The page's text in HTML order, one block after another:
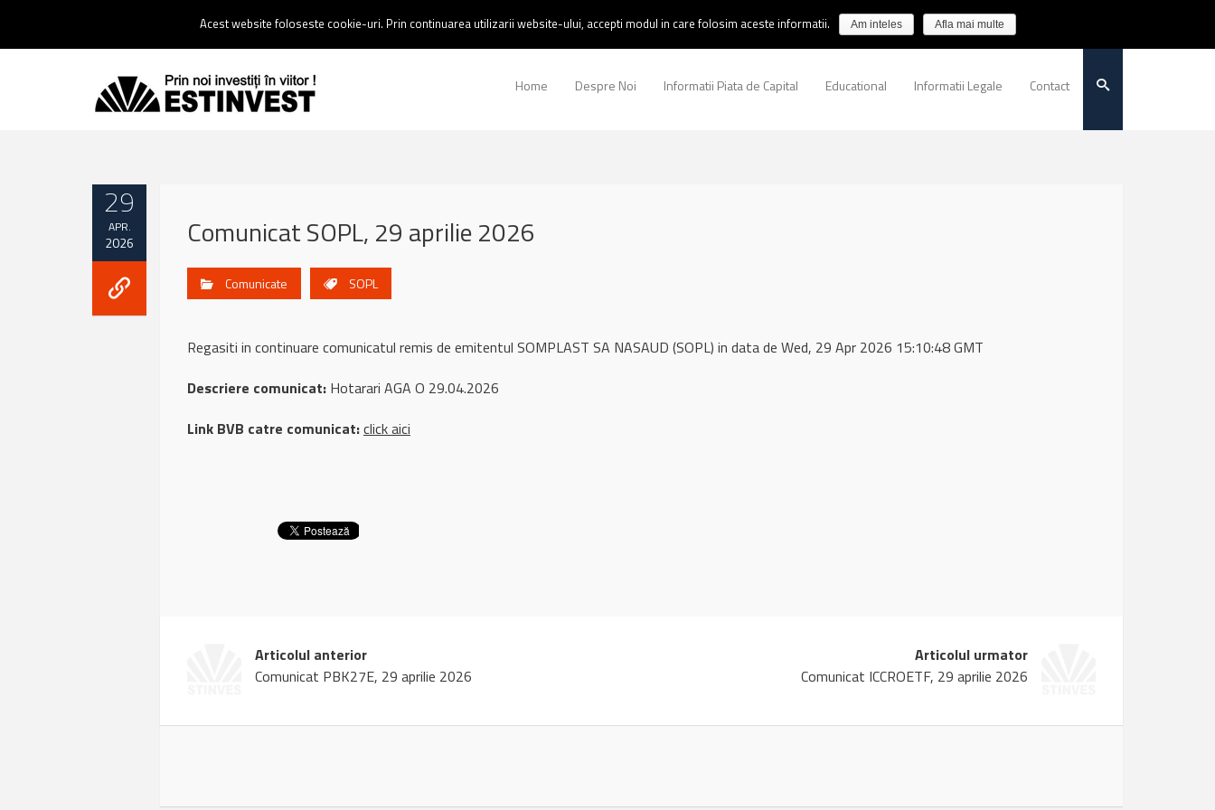
0237 238 900 |Email :contact@estinvest.ro
Home Despre Noi Informatii Piata de Capital Educational Informatii Legale Contact
29
APR.
2026 Comunicat SOPL, 29 aprilie 2026
Comunicate SOPL
Regasiti in continuare comunicatul remis de emitentul SOMPLAST SA NASAUD (SOPL) in data de Wed, 29 Apr 2026 15:10:48 GMT
Descriere comunicat: Hotarari AGA O 29.04.2026
Link BVB catre comunicat:click aici
Articolul anterior
Comunicat PBK27E, 29 aprilie 2026
Articolul urmator
Comunicat ICCROETF, 29 aprilie 2026
Acest website foloseste cookie-uri. Prin continuarea utilizarii website-ului, accepti modul in care folosim aceste informatii. Am inteles Afla mai multe